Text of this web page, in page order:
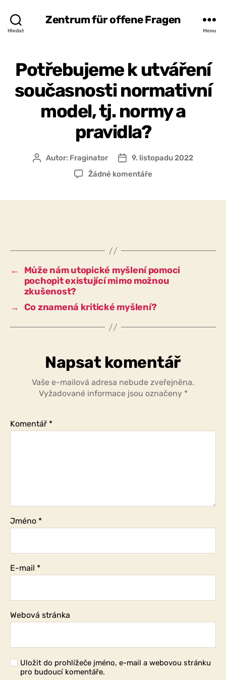
Hledat
Zentrum für offene Fragen
Menu
Potřebujeme k utváření
současnosti normativní
model, tj. normy a
pravidla?
AutorAutor: Fraginator
Datum
příspěvku
9. listopadu 2022
Žádné komentářeu
současnosti
model,
tj.
a
←
Může nám utopické myšlení pomoci
pochopit existující mimo možnou
zkušenost?
→ Co znamená kritické myšlení?
Napsat komentář
Vaše e-mailová adresa nebude zveřejněna.
Vyžadované informace jsou označeny *
Komentář *
Jméno *
E-mail *
Webová stránka
Uložit do prohlížeče jméno, e-mail a webovou stránku
pro budoucí komentáře.